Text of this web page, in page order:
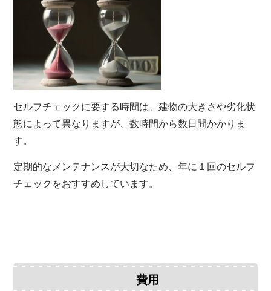
セルフチェックに要する時間は、建物の大きさや劣化状
態によって異なりますが、数時間から数日間かかりま
す。
定期的なメンテナンスが大切なため、年に１回のセルフ
チェックをおすすめしています。
費用